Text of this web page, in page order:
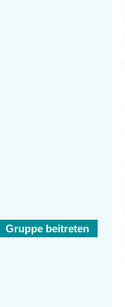
Gruppe beitreten